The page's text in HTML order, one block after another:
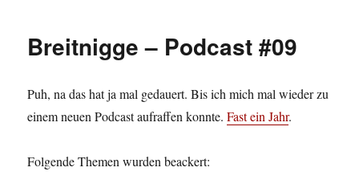
Breitnigge – Podcast #09
Puh, na das hat ja mal gedauert. Bis ich mich mal wieder zu
einem neuen Podcast aufraffen konnte.Fast ein Jahr.
Folgende Themen wurden beackert: